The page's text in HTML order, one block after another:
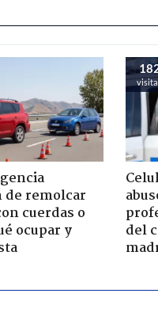
remolcar
cuerdas o
ocupar y
del